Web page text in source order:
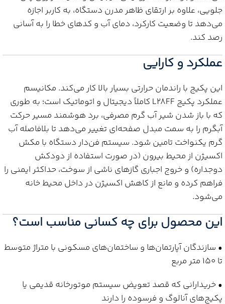
جلویی، علاوه بر ارتقای ظاهر مدرن دستگاه، به کاربر اجازه
می‌دهد تا وضعیت کارکرد، دمای آب و کدهای خطا را به آسانی
رصد کند.
عملکرد و کارایی
این پکیج با راندمان حرارتی بسیار بالا کار می‌کند. مکانیسم
عملکرد پکیج L28FF کاملاً دیجیتال و اتوماتیک است؛ به طوری
که با باز شدن شیر آب گرم مصرفی، برد هوشمند مسیر حرکت
آبگرم را به سمت مبدل صفحه‌ای تغییر می‌دهد تا بلافاصله آب
گرم یکنواخت تامین شود. سیستم فن‌دار دستگاه با مکش
اکسیژن از محیط بیرون (در صورت استفاده از دودکش
دوجداره) و خروج اجباری گازهای ناشی از سوخت، حداکثر ایمنی را
فراهم کرده و مانع از کاهش اکسیژن در داخل محیط خانه
می‌شود.
این محصول برای چه کسانی مناسب است؟
• سازندگان آپارتمان‌ها و ساختمان‌های مسکونی با متراژ متوسط
تا ۱۵۰ متر مربع
• خریدارانی که قصد تعویض سیستم موتورخانه قدیمی یا
پکیج‌های آنالوگ و فرسوده را دارند